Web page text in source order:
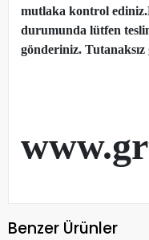
mutlaka kontrol
durumunda lütfen
gönderiniz.
Benzer Ürünler